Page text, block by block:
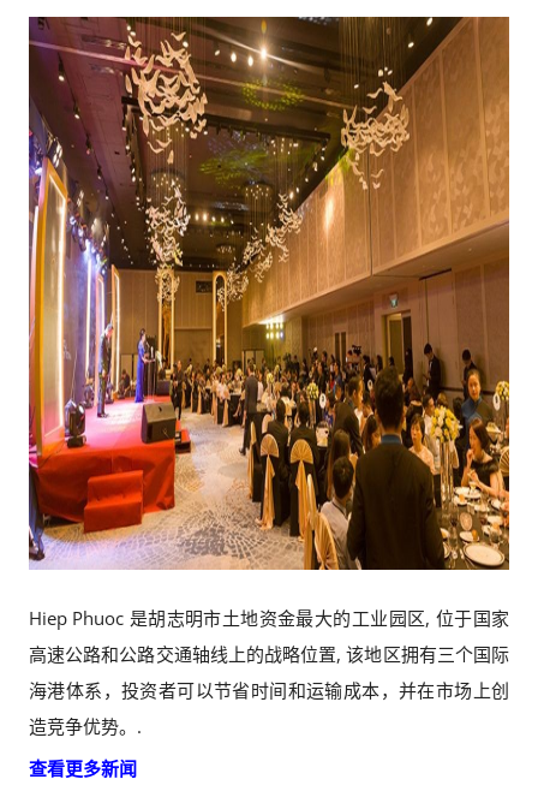
Hiep Phuoc 是胡志明市土地资金最大的工业园区, 位于国家
高速公路和公路交通轴线上的战略位置, 该地区拥有三个国际
海港体系，投资者可以节省时间和运输成本，并在市场上创
造竞争优势。.
查看更多新闻